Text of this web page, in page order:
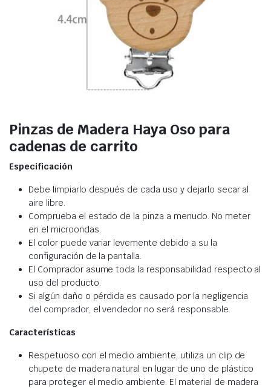
Pinzas de Madera Haya Oso para
cadenas de carrito
Especificación
Debe limpiarlo después de cada uso y dejarlo secar al
aire libre.
Comprueba el estado de la pinza a menudo. No meter
en el microondas.
El color puede variar levemente debido a su la
configuración de la pantalla.
El Comprador asume toda la responsabilidad respecto al
uso del producto.
Si algún daño o pérdida es causado por la negligencia
del comprador, el vendedor no será responsable.
Características
Respetuoso con el medio ambiente, utiliza un clip de
chupete de madera natural en lugar de uno de plástico
para proteger el medio ambiente. El material de madera